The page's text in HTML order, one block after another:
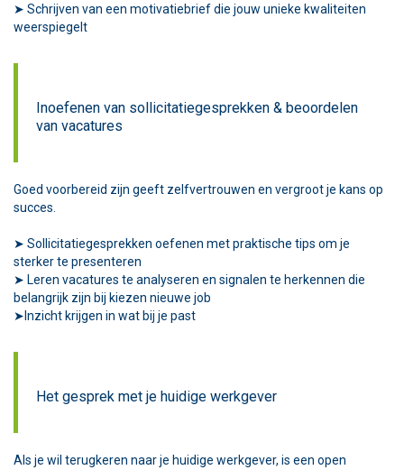
➤ Schrijven van een motivatiebrief die jouw unieke kwaliteiten
weerspiegelt
Inoefenen van sollicitatiegesprekken & beoordelen
van vacatures
Goed voorbereid zijn geeft zelfvertrouwen en vergroot je kans op
succes.
➤ Sollicitatiegesprekken oefenen met praktische tips om je
sterker te presenteren
➤ Leren vacatures te analyseren en signalen te herkennen die
belangrijk zijn bij kiezen nieuwe job
➤Inzicht krijgen in wat bij je past
Het gesprek met je huidige werkgever
Als je wil terugkeren naar je huidige werkgever, is een open